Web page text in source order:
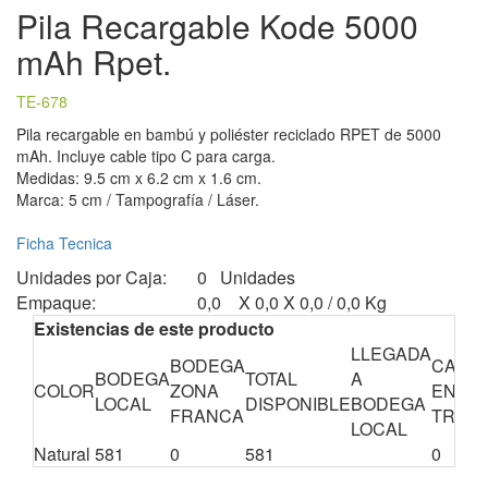
Pila Recargable Kode 5000
mAh Rpet.
TE-678
Pila recargable en bambú y poliéster reciclado RPET de 5000
mAh. Incluye cable tipo C para carga.
Medidas: 9.5 cm x 6.2 cm x 1.6 cm.
Marca: 5 cm / Tampografía / Láser.
Ficha Tecnica
Unidades por Caja:
0 Unidades
Empaque:
0,0 X 0,0 X 0,0 / 0,0 Kg
Existencias de este producto
COLORBODEGA
LOCAL
BODEGA
ZONA
FRANCA
TOTAL
DISPONIBLE
LLEGADA
A
BODEGA
LOCAL
EN
Natural 581 0 581 0